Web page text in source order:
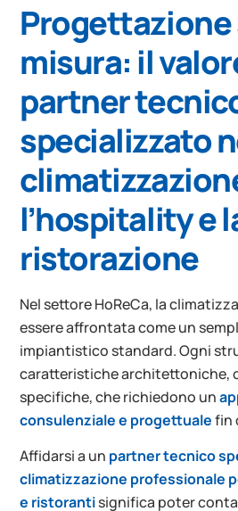
Progettazione
misura: il
partner
specializzato
l’hospitality e
ristorazione
Nel settore HoReCa, la
essere affrontata come un
impiantistico standard. Ogni
caratteristiche architettoniche,
specifiche, che richiedono un
consulenziale e progettualefin
Affidarsi a un partner tecnico
climatizzazione professionale
e ristorantisignifica poter